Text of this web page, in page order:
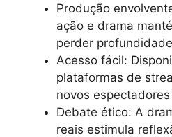
Produção
ação e drama
perder
Acesso fácil:
plataformas de
novos
Debate ético: A
reais estimula